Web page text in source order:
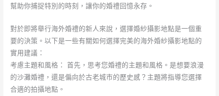
幫助你捕捉特別的時刻，讓你的婚禮回憶永存。
對於即將舉行海外婚禮的新人來說，選擇婚紗攝影地點是一個重
要的決策。以下是一些有關如何選擇完美的海外婚紗攝影地點的
實用建議：
考慮主題和風格： 首先，思考您婚禮的主題和風格。是想要浪漫
的沙灘婚禮，還是偏向於古老城市的歷史感？主題將指導您選擇
合適的拍攝地點。